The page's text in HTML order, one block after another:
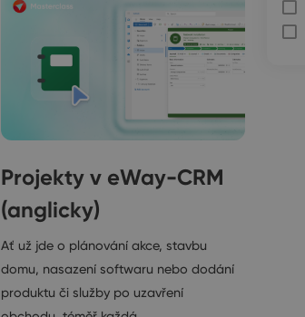
Projekty v eWay-CRM
(anglicky)
Ať už jde o plánování akce, stavbu
domu, nasazení softwaru nebo dodání
produktu či služby po uzavření